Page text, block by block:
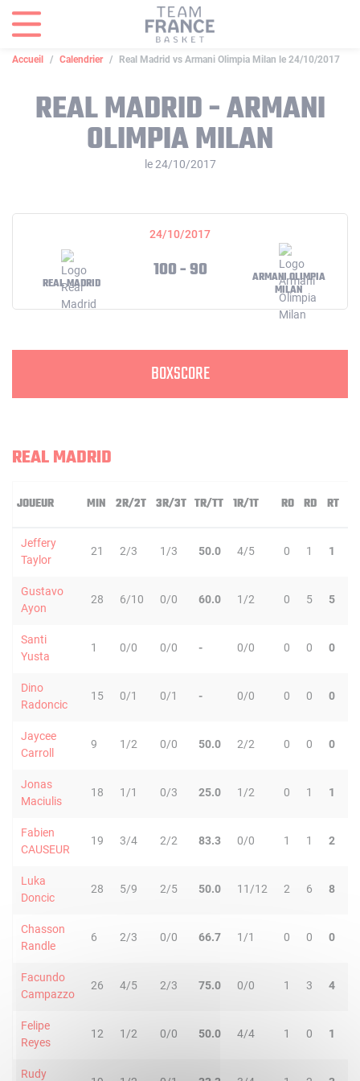
Accueil Calendrier Real Madrid vs Armani Olimpia Milan le 24/10/2017
REAL MADRID - ARMANI
OLIMPIA MILAN
le 24/10/2017
24/10/2017
REAL MADRID
100 - 90
ARMANI OLIMPIA
MILAN
BOXSCORE
REAL MADRID
JOUEUR MIN 2R/2T 3R/3T TR/TT 1R/1T RO RD RT
Jeffery
Taylor
21 2/3 1/3 50.0 4/5 0 1 1
Gustavo
Ayon
28 6/10 0/0 60.0 1/2 0 5 5
Santi
Yusta
1 0/0 0/0 - 0/0 0 0 0
Dino
Radoncic
15 0/1 0/1 - 0/0 0 0 0
Jaycee
Carroll
9 1/2 0/0 50.0 2/2 0 0 0
Jonas
Maciulis
18 1/1 0/3 25.0 1/2 0 1 1
Fabien
CAUSEUR
19 3/4 2/2 83.3 0/0 1 1 2
Luka
Doncic
28 5/9 2/5 50.0 11/12 2 6 8
Chasson
Randle
6 2/3 0/0 66.7 1/1 0 0 0
Facundo
Campazzo
26 4/5 2/3 75.0 0/0 1 3 4
Felipe
Reyes
12 1/2 0/0 50.0 4/4 1 0 1
Rudy
Panneau de gestion des cookies